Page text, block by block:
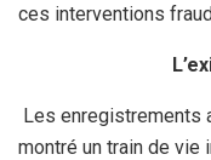
ces interventions
Les enregistrements
montré un train de vie